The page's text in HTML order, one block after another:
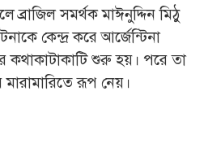
সমর্থক মাঈনুদ্দিন মিঠু
কেন্দ্র করে আর্জেন্টিনা
কথাকাটাকাটি শুরু হয়। পরে তা
মারামারিতে রূপ নেয়।